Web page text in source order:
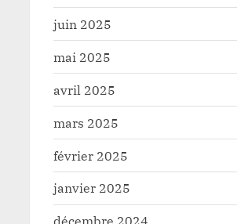
juin 2025
mai 2025
avril 2025
mars 2025
février 2025
janvier 2025